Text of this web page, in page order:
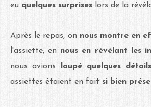
eu quelques surprises lors de la
Après le repas, on nous montre en
l'assiette, en nous en révélant les
nous avions loupé quelques
assiettes étaient en fait si bien